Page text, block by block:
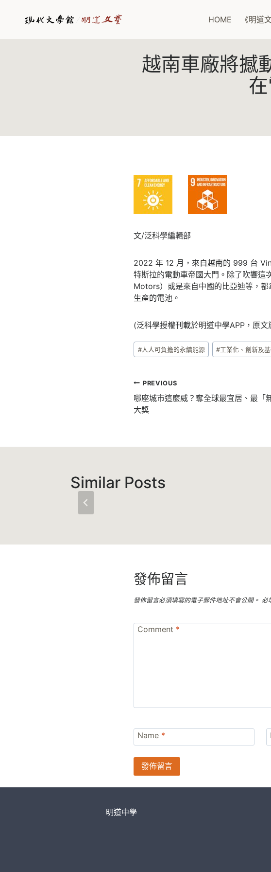
HOME 《明道
越南車廠將撼
文/泛科學編輯部
2022 年 12 月，來自越南的 999 台
特斯拉的電動車帝國大門。除了吹響這
Motors）或是來自中國的比亞迪等，
生產的電池。
(泛科學授權刊載於明道中學APP，原文
Post
Tags:
#人人可負擔的永續能源 #工業化、創新及
文
章
導
PREVIOUS
哪座城市這麼威？奪全球最宜居、最「
大獎
Similar Posts
發佈留言
發佈留言必須填寫的電子郵件地址不會公開。 必
Comment *
Name *
明道中學